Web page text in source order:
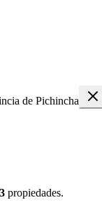
de Pichincha
propiedades.